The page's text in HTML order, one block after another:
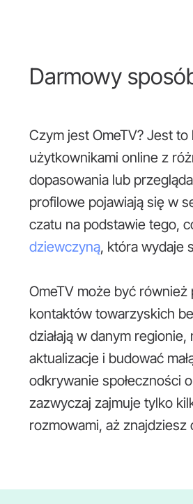
Darmowy
Czym jest OmeTV? Jest to
użytkownikami online z
dopasowania lub
profilowe pojawiają się w
czatu na podstawie tego,
dziewczyną, która wydaje
OmeTV może być
kontaktów towarzyskich
działają w danym
aktualizacje i budować
odkrywanie społeczności
zazwyczaj zajmuje tylko
rozmowami, aż znajdziesz